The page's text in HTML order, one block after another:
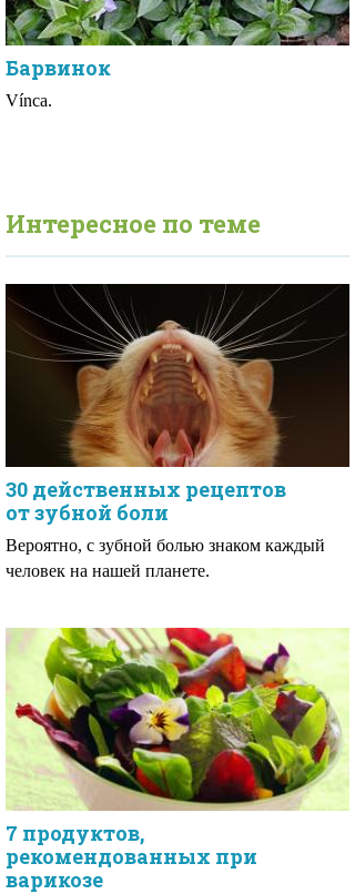
Барвинок
Vínca.
Интересное по теме
30 действенных рецептов
от зубной боли
Вероятно, с зубной болью знаком каждый
человек на нашей планете.
7 продуктов,
рекомендованных при
варикозе